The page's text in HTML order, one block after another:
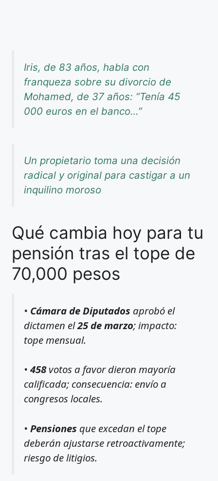
Iris, de 83 años, habla con
franqueza sobre su divorcio de
Mohamed, de 37 años: “Tenía 45
000 euros en el banco…”
Un propietario toma una decisión
radical y original para castigar a un
inquilino moroso
Qué cambia hoy para tu
pensión tras el tope de
70,000 pesos
• Cámara de Diputados aprobó el
dictamen el25 de marzo; impacto:
tope mensual.
•458votos a favor dieron mayoría
calificada; consecuencia: envío a
congresos locales.
• Pensiones que excedan el tope
deberán ajustarse retroactivamente;
riesgo de litigios.